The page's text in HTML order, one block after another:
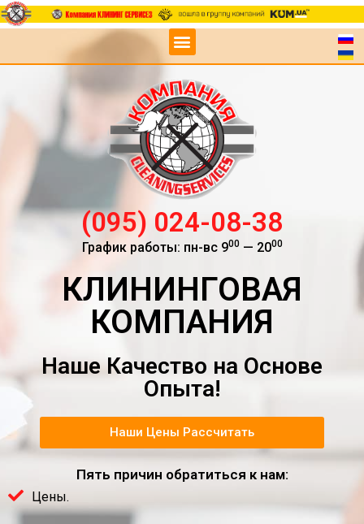
(095) 024-08-38
График работы: пн-вс 900— 2000
КЛИНИНГОВАЯ
КОМПАНИЯ
Наше Качество на Основе
Опыта!
Наши Цены Рассчитать
Пять причин обратиться к нам:
Цены.